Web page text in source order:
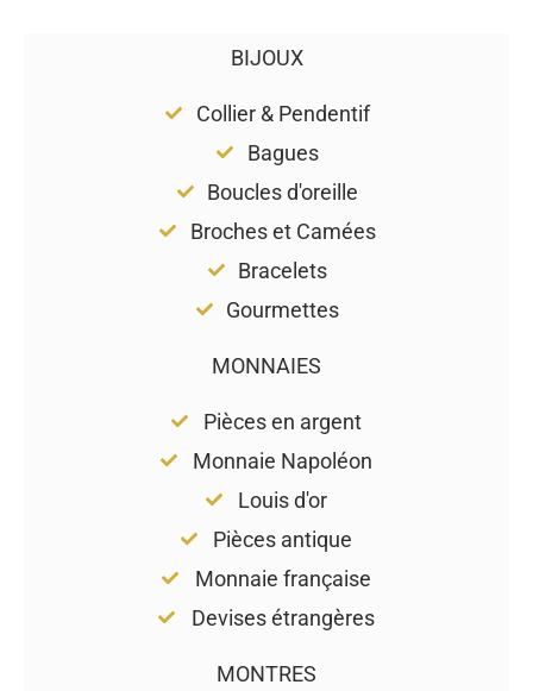
BIJOUX
Collier & Pendentif
Bagues
Boucles d'oreille
Broches et Camées
Bracelets
Gourmettes
MONNAIES
Pièces en argent
Monnaie Napoléon
Louis d'or
Pièces antique
Monnaie française
Devises étrangères
MONTRES